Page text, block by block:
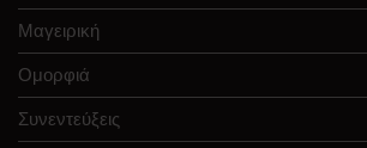
Μαγειρική
Ομορφιά
Συνεντεύξεις